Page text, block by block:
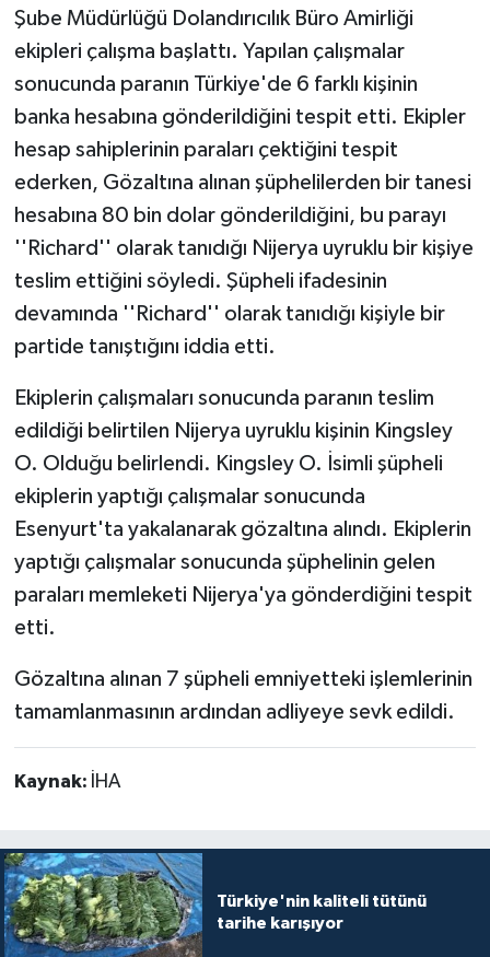
Şube Müdürlüğü Dolandırıcılık Büro Amirliği
ekipleri çalışma başlattı. Yapılan çalışmalar
sonucunda paranın Türkiye'de 6 farklı kişinin
banka hesabına gönderildiğini tespit etti. Ekipler
hesap sahiplerinin paraları çektiğini tespit
ederken, Gözaltına alınan şüphelilerden bir tanesi
hesabına 80 bin dolar gönderildiğini, bu parayı
''Richard'' olarak tanıdığı Nijerya uyruklu bir kişiye
teslim ettiğini söyledi. Şüpheli ifadesinin
devamında ''Richard'' olarak tanıdığı kişiyle bir
partide tanıştığını iddia etti.
Ekiplerin çalışmaları sonucunda paranın teslim
edildiği belirtilen Nijerya uyruklu kişinin Kingsley
O. Olduğu belirlendi. Kingsley O. İsimli şüpheli
ekiplerin yaptığı çalışmalar sonucunda
Esenyurt'ta yakalanarak gözaltına alındı. Ekiplerin
yaptığı çalışmalar sonucunda şüphelinin gelen
paraları memleketi Nijerya'ya gönderdiğini tespit
etti.
Gözaltına alınan 7 şüpheli emniyetteki işlemlerinin
tamamlanmasının ardından adliyeye sevk edildi.
Kaynak: İHA
Türkiye'nin kaliteli tütünü
tarihe karışıyor